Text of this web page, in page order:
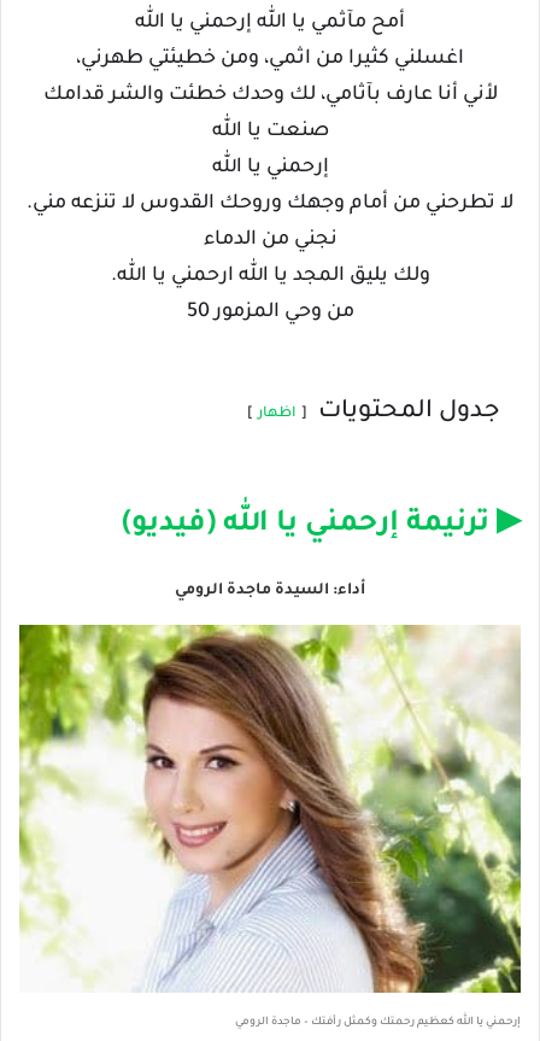
أمح مآثمي يا الله إرحمني يا الله
اغسلني كثيرا من اثمي، ومن خطيئتي طهرني،
لأني أنا عارف بآثامي، لك وحدك خطئت والشر قدامك
صنعت يا الله
إرحمني يا الله
لا تطرحني من أمام وجهك وروحك القدوس لا تنزعه مني.
نجني من الدماء
ولك يليق المجد يا الله ارحمني يا الله.
من وحي المزمور 50
جدول المحتويات اظهار
▶ ترنيمة إرحمني يا الله (فيديو)
أداء: السيدة ماجدة الرومي
إرحمني يا الله كعظيم رحمتك وكمثل رأفتك – ماجدة الرومي